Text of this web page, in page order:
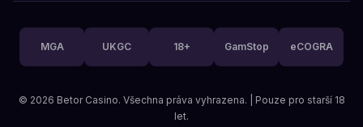
MGA UKGC 18+ GamStop eCOGRA
© 2026 Betor Casino. Všechna práva vyhrazena. | Pouze pro starší 18
let.